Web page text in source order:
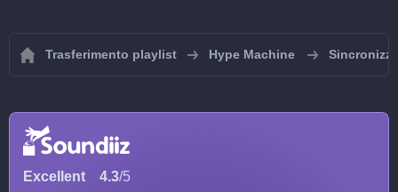
Trasferimento playlist Hype Machine
Excellent 4.3/5